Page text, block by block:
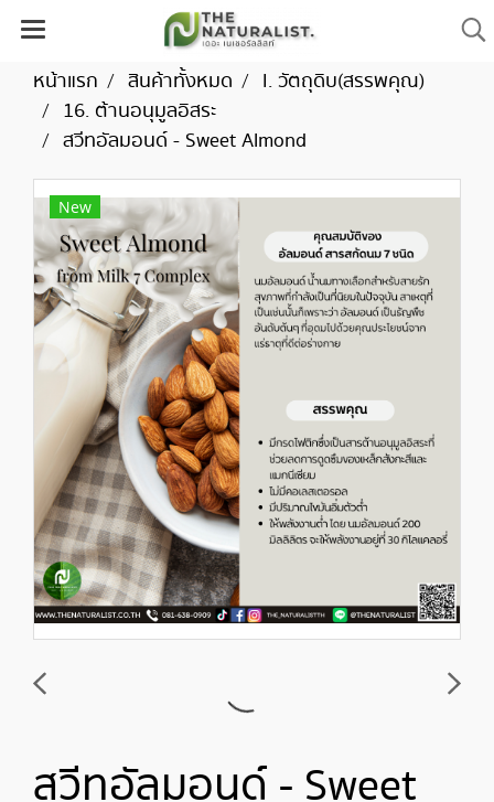
หน้าแรก สินค้าทั้งหมด
I. วัตถุดิบ(สรรพคุณ)
16. ต้านอนุมูลอิสระ
สวีทอัลมอนด์ - Sweet Almond
New
สวีทอัลมอนด์ - Sweet